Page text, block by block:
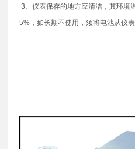
3、仪表保存的地方应清洁，其环
5%，如长期不使用，须将电池从仪表